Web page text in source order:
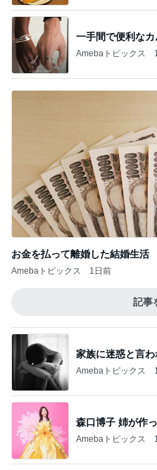
一手間で便利な
Amebaトピックス
お金を払って離婚した結婚生活
Amebaトピックス 1日前
記事
家族に迷惑と言
Amebaトピックス
森口博子 姉が作
Amebaトピックス